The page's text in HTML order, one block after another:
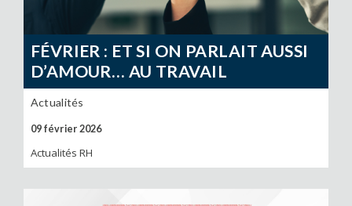
FÉVRIER : ET SI ON PARLAIT AUSSI
D’AMOUR… AU TRAVAIL
Actualités
09 février 2026
Actualités RH